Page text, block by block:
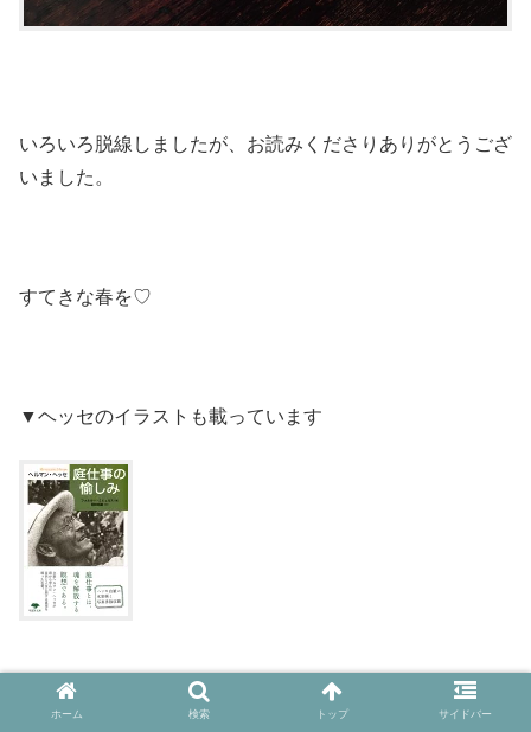
いろいろ脱線しましたが、お読みくださりありがとうござ
いました。
すてきな春を♡
▼ヘッセのイラストも載っています
ホーム 検索 トップ サイドバー